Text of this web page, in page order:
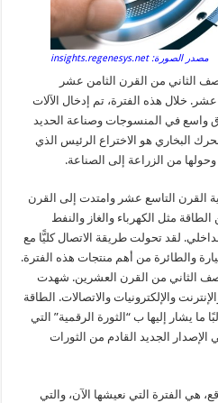
مصدر الصورة: insights.regenesys.net
الثاني من القرن الثامن عشر
خلال هذه الفترة، تم إدخال الآلات
واسع في المنسوجات وصناعة الحديد
البخاري هو الاختراع الرئيس الذي
من الزراعة إلى الصناعة.
القرن التاسع عشر وامتدت إلى القرن
مثل الكهرباء والغاز والنفط
لقد تحولت طريقة الاتصال كليًّا مع
والطائرة من أهم منتجات هذه الفترة.
الثاني من القرن العشرين. شهدت
والإلكترونيات والاتصالات. الطاقة
ما يشار إليها ب “الثورة الرقمية” التي
الجديد القادم من الثورات
هي الفترة التي نعيشها الآن، والتي